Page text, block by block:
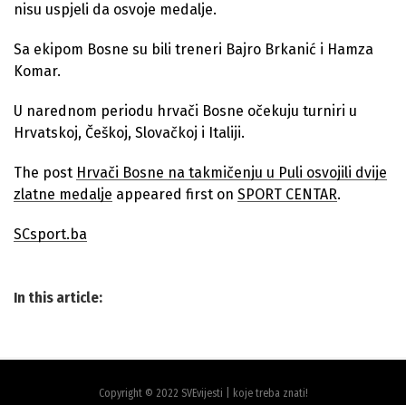
nisu uspjeli da osvoje medalje.
Sa ekipom Bosne su bili treneri Bajro Brkanić i Hamza
Komar.
U narednom periodu hrvači Bosne očekuju turniri u
Hrvatskoj, Češkoj, Slovačkoj i Italiji.
The post Hrvači Bosne na takmičenju u Puli osvojili dvije
zlatne medalje appeared first on SPORT CENTAR.
SCsport.ba
In this article:
Copyright © 2022 SVEvijesti | koje treba znati!